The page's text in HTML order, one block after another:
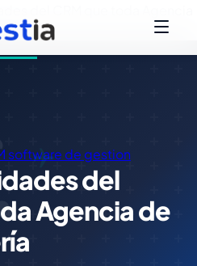
software de gestion
del
Agencia de